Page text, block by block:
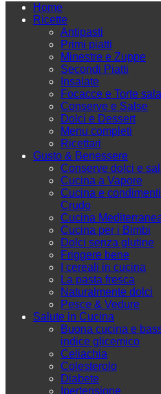
Home
Ricette
Antipasti
Primi piatti
Minestre e Zuppe
Secondi Piatti
Insalate
Focacce e Torte
Conserve e Salse
Dolci e Dessert
Menu completi
Ricettari
Gusto & Benessere
Conserve dolci e
Cucina a Vapore
Cucina e
Crudo
Cucina
Cucina per i Bimbi
Dolci senza glutine
Friggere bene
I cereali in cucina
La pasta fresca
Naturalmente dolci
Pesce & Vedure
Salute in Cucina
Buona cucina e
indice glicemico
Celiachia
Colesterolo
Diabete
Ipertensione